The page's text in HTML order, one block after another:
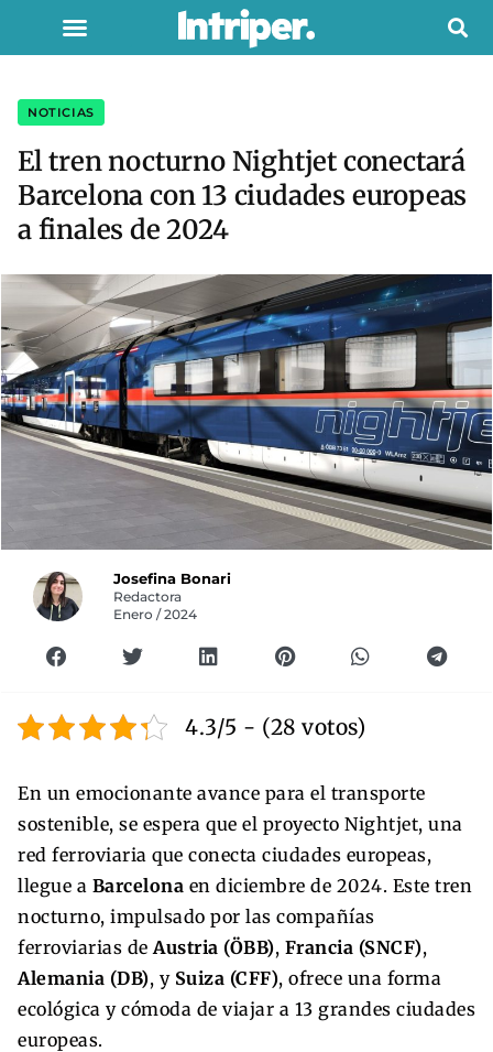
NOTICIAS
El tren nocturno Nightjet conectará
Barcelona con 13 ciudades europeas
a finales de 2024
Josefina Bonari
Redactora
Enero / 2024
4.3/5 - (28 votos)
En un emocionante avance para el transporte
sostenible, se espera que el proyecto Nightjet, una
red ferroviaria que conecta ciudades europeas,
llegue a Barcelona en diciembre de 2024. Este tren
nocturno, impulsado por las compañías
ferroviarias de Austria (ÖBB), Francia (SNCF),
Alemania (DB), y Suiza (CFF), ofrece una forma
ecológica y cómoda de viajar a 13 grandes ciudades
europeas.